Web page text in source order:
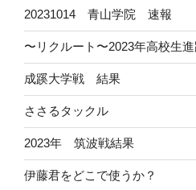
20231014 青山学院 速報
〜リクルート〜2023年高校生進
成蹊大学戦 結果
ささるタックル
2023年 筑波戦結果
伊藤君をどこで使うか？